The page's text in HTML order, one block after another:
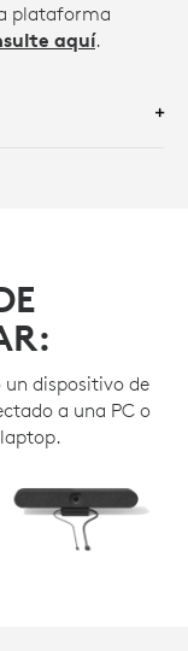
plataforma
aquí.
dispositivo de
a una PC o